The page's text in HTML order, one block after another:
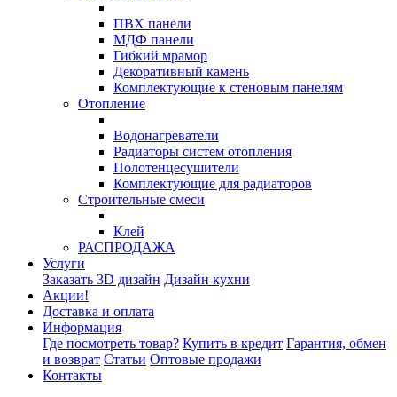
ПВХ панели
МДФ панели
Гибкий мрамор
Декоративный камень
Комплектующие к стеновым панелям
Отопление
Водонагреватели
Радиаторы систем отопления
Полотенцесушители
Комплектующие для радиаторов
Строительные смеси
Клей
РАСПРОДАЖА
Услуги
Заказать 3D дизайн Дизайн кухни
Акции!
Доставка и оплата
Информация
Где посмотреть товар? Купить в кредит Гарантия, обмен
и возврат Статьи Оптовые продажи
Контакты